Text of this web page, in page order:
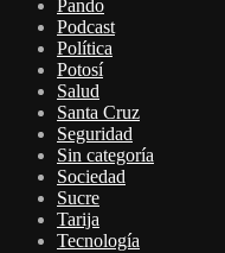
Pando
Podcast
Política
Potosí
Salud
Santa Cruz
Seguridad
Sin categoría
Sociedad
Sucre
Tarija
Tecnología